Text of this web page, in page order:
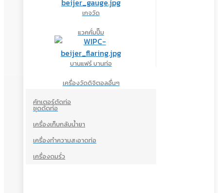
เกจวัด
แวคคั่มปั๊ม
บานแฟร์ บานท่อ
เครื่องวัดดิจิตอลอื่นๆ
คัทเตอร์ตัดท่อ
ชุดดัดท่อ
เครื่องเก็บกลับน้ำยา
เครื่องทำความสะอาดท่อ
เครื่องดมรั่ว